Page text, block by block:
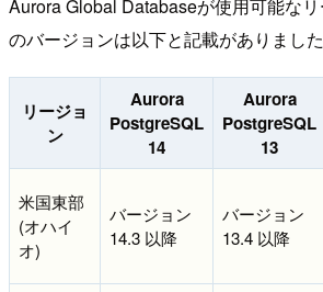
Aurora Global Databaseが使用可能な
のバージョンは以下と記載がありました
リージョ
ン
Aurora
PostgreSQL
14
Aurora
PostgreSQL
13
米国東部
(オハイ
オ)
バージョン
14.3 以降
バージョン
13.4 以降